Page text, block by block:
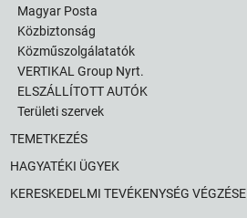
Magyar Posta
Közbiztonság
Közműszolgálatatók
VERTIKAL Group Nyrt.
ELSZÁLLÍTOTT AUTÓK
Területi szervek
TEMETKEZÉS
HAGYATÉKI ÜGYEK
KERESKEDELMI TEVÉKENYSÉG VÉGZÉSE